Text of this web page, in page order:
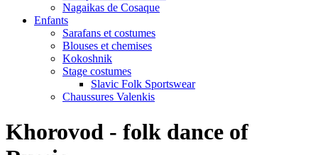
Nagaikas de Cosaque
Enfants
Sarafans et costumes
Blouses et chemises
Kokoshnik
Stage costumes
Slavic Folk Sportswear
Chaussures Valenkis
Khorovod - folk dance of